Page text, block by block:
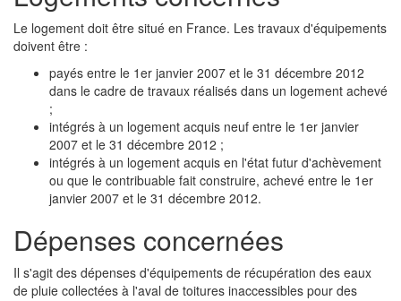
Le logement doit être situé en France. Les travaux d'équipements
doivent être :
payés entre le 1er janvier 2007 et le 31 décembre 2012
dans le cadre de travaux réalisés dans un logement achevé
;
intégrés à un logement acquis neuf entre le 1er janvier
2007 et le 31 décembre 2012 ;
intégrés à un logement acquis en l'état futur d'achèvement
ou que le contribuable fait construire, achevé entre le 1er
janvier 2007 et le 31 décembre 2012.
Dépenses concernées
Il s'agit des dépenses d'équipements de récupération des eaux
de pluie collectées à l'aval de toitures inaccessibles pour des